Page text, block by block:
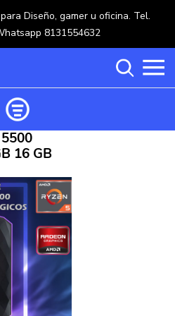
Diseño, gamer u oficina. Tel.
8131554632
productos
(117)
(5)
(218)
16 GB